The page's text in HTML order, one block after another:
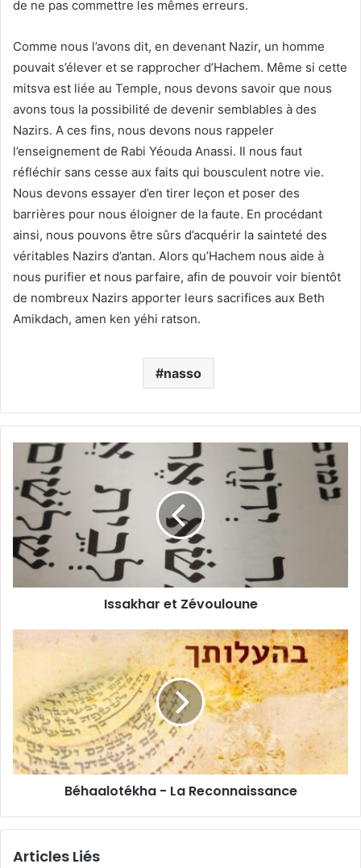
de ne pas commettre les mêmes erreurs.
Comme nous l’avons dit, en devenant Nazir, un homme
pouvait s’élever et se rapprocher d’Hachem. Même si cette
mitsva est liée au Temple, nous devons savoir que nous
avons tous la possibilité de devenir semblables à des
Nazirs. A ces fins, nous devons nous rappeler
l’enseignement de Rabi Yéouda Anassi. Il nous faut
réfléchir sans cesse aux faits qui bousculent notre vie.
Nous devons essayer d’en tirer leçon et poser des
barrières pour nous éloigner de la faute. En procédant
ainsi, nous pouvons être sûrs d’acquérir la sainteté des
véritables Nazirs d’antan. Alors qu’Hachem nous aide à
nous purifier et nous parfaire, afin de pouvoir voir bientôt
de nombreux Nazirs apporter leurs sacrifices aux Beth
Amikdach, amen ken yéhi ratson.
nasso
Issakhar et Zévouloune
Béhaalotékha - La Reconnaissance
Articles Liés